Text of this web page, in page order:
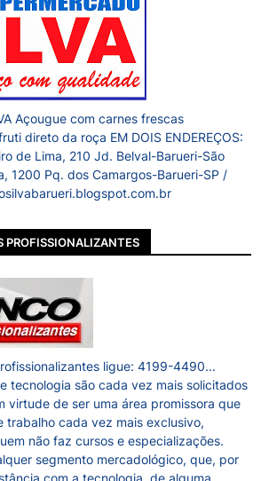
Açougue com carnes frescas
direto da roça EM DOIS ENDEREÇOS:
de Lima, 210 Jd. Belval-Barueri-São
1200 Pq. dos Camargos-Barueri-SP /
PROFISSIONALIZANTES
ligue: 4199-4490...
tecnologia são cada vez mais solicitados
virtude de ser uma área promissora que
trabalho cada vez mais exclusivo,
não faz cursos e especializações.
segmento mercadológico, que, por